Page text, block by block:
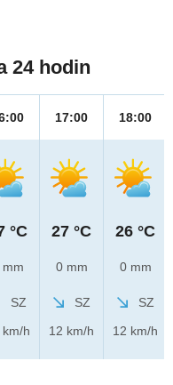
24 hodin
°C
mm
SZ
km/h
17:00
27 °C
0 mm
SZ
12 km/h
18:00
26 °C
0 mm
SZ
12 km/h